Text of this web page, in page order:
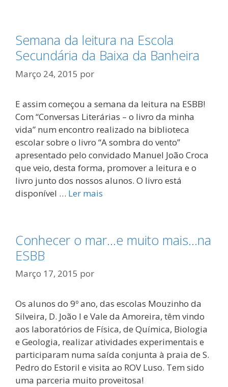
Semana da leitura na Escola
Secundária da Baixa da Banheira
Março 24, 2015 por
E assim começou a semana da leitura na ESBB!
Com “Conversas Literárias – o livro da minha
vida” num encontro realizado na biblioteca
escolar sobre o livro “A sombra do vento”
apresentado pelo convidado Manuel João Croca
que veio, desta forma, promover a leitura e o
livro junto dos nossos alunos. O livro está
disponível … Ler mais
Conhecer o mar…e muito mais…na
ESBB
Março 17, 2015 por
Os alunos do 9º ano, das escolas Mouzinho da
Silveira, D. João I e Vale da Amoreira, têm vindo
aos laboratórios de Física, de Química, Biologia
e Geologia, realizar atividades experimentais e
participaram numa saída conjunta à praia de S.
Pedro do Estoril e visita ao ROV Luso. Tem sido
uma parceria muito proveitosa!